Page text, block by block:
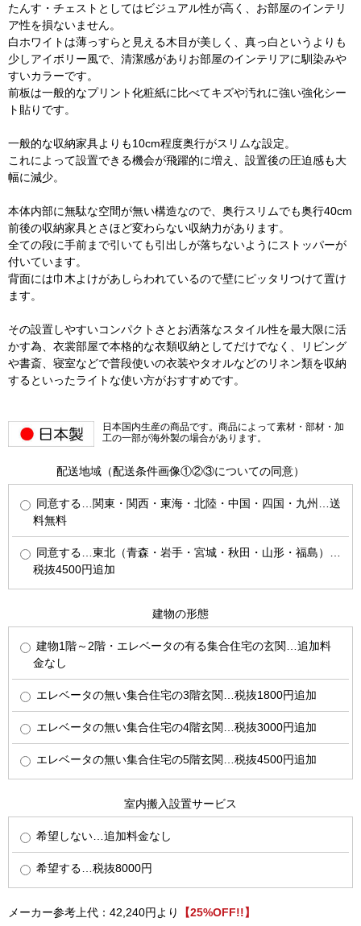
たんす・チェストとしてはビジュアル性が高く、お部屋のインテリ
ア性を損ないません。
白ホワイトは薄っすらと見える木目が美しく、真っ白というよりも
少しアイボリー風で、清潔感がありお部屋のインテリアに馴染みや
すいカラーです。
前板は一般的なプリント化粧紙に比べてキズや汚れに強い強化シー
ト貼りです。
一般的な収納家具よりも10cm程度奥行がスリムな設定。
これによって設置できる機会が飛躍的に増え、設置後の圧迫感も大
幅に減少。
本体内部に無駄な空間が無い構造なので、奥行スリムでも奥行40cm
前後の収納家具とさほど変わらない収納力があります。
全ての段に手前まで引いても引出しが落ちないようにストッパーが
付いています。
背面には巾木よけがあしらわれているので壁にピッタリつけて置け
ます。
その設置しやすいコンパクトさとお洒落なスタイル性を最大限に活
かす為、衣裳部屋で本格的な衣類収納としてだけでなく、リビング
や書斎、寝室などで普段使いの衣装やタオルなどのリネン類を収納
するといったライトな使い方がおすすめです。
日本国内生産の商品です。商品によって素材・部材・加
工の一部が海外製の場合があります。
配送地域（配送条件画像①②③についての同意）
同意する…関東・関西・東海・北陸・中国・四国・九州…送
料無料
同意する…東北（青森・岩手・宮城・秋田・山形・福島）…
税抜4500円追加
建物の形態
建物1階～2階・エレベータの有る集合住宅の玄関…追加料
金なし
エレベータの無い集合住宅の3階玄関…税抜1800円追加
エレベータの無い集合住宅の4階玄関…税抜3000円追加
エレベータの無い集合住宅の5階玄関…税抜4500円追加
室内搬入設置サービス
希望しない…追加料金なし
希望する…税抜8000円
メーカー参考上代：42,240円より
【25%OFF!!】